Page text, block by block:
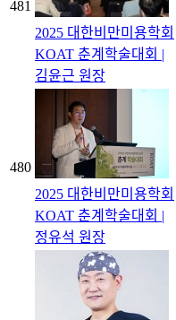
481
2025 대한비만미용학회
KOAT 춘계학술대회 |
김윤근 원장
480
2025 대한비만미용학회
KOAT 춘계학술대회 |
정유석 원장